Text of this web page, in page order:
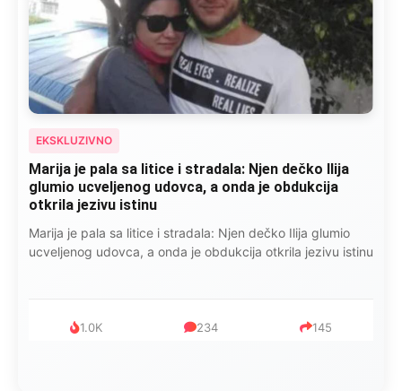
EKSKLUZIVNO
Marija je pala sa litice i stradala: Njen dečko Ilija
glumio ucveljenog udovca, a onda je obdukcija
otkrila jezivu istinu
Marija je pala sa litice i stradala: Njen dečko Ilija glumio
ucveljenog udovca, a onda je obdukcija otkrila jezivu istinu
1.0K 234 145